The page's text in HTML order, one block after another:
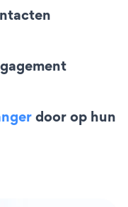
door op hun